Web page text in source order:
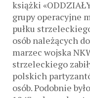
książki
grupy operacyjne
pułku
osób należących
marzec wojska
strzeleckiego
polskich
osób. Podobnie